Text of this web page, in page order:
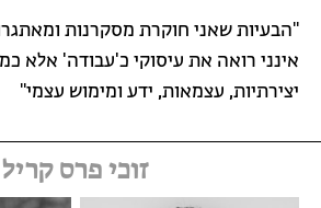
"הבעיות שאני חוקרת מסקרנות
אינני רואה את עיסוקי כ'עבודה' אלא
יצירתיות, עצמאות, ידע ומימוש עצמי"
זוכי פרס קריל